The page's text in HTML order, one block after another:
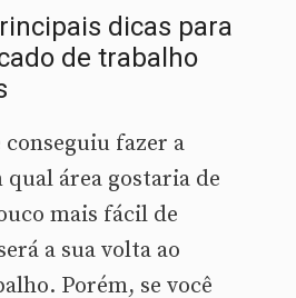
dicas para
de trabalho
conseguiu fazer a
área gostaria de
mais fácil de
a sua volta ao
Porém, se você